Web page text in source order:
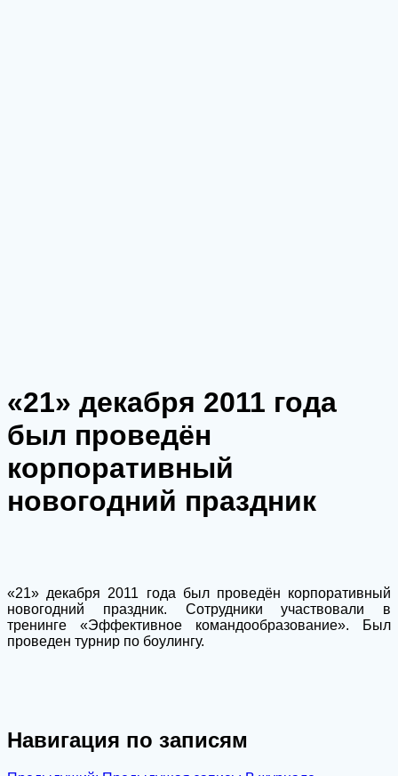
«21» декабря 2011 года
был проведён
корпоративный
новогодний праздник
«21» декабря 2011 года был проведён корпоративный
новогодний праздник. Сотрудники участвовали в
тренинге «Эффективное командообразование». Был
проведен турнир по боулингу.
Навигация по записям